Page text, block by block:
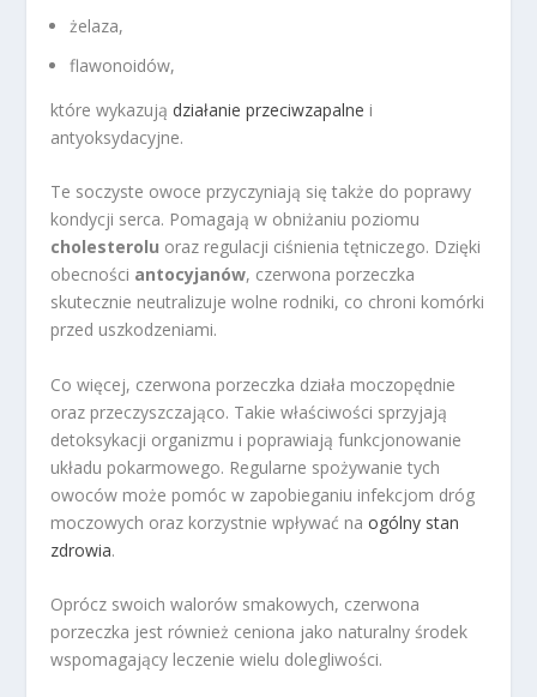
żelaza,
flawonoidów,
które wykazują działanie przeciwzapalne i
antyoksydacyjne.
Te soczyste owoce przyczyniają się także do poprawy
kondycji serca. Pomagają w obniżaniu poziomu
cholesterolu oraz regulacji ciśnienia tętniczego. Dzięki
obecności antocyjanów, czerwona porzeczka
skutecznie neutralizuje wolne rodniki, co chroni komórki
przed uszkodzeniami.
Co więcej, czerwona porzeczka działa moczopędnie
oraz przeczyszczająco. Takie właściwości sprzyjają
detoksykacji organizmu i poprawiają funkcjonowanie
układu pokarmowego. Regularne spożywanie tych
owoców może pomóc w zapobieganiu infekcjom dróg
moczowych oraz korzystnie wpływać naogólny stan
zdrowia.
Oprócz swoich walorów smakowych, czerwona
porzeczka jest również ceniona jako naturalny środek
wspomagający leczenie wielu dolegliwości.